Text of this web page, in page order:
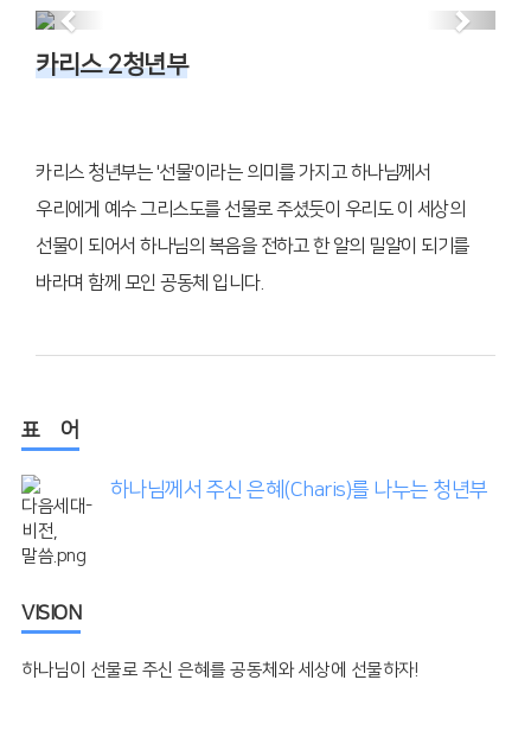
Previous Next
카리스 2청년부
카리스 청년부는 '선물'이라는 의미를 가지고 하나님께서
우리에게 예수 그리스도를 선물로 주셨듯이 우리도 이 세상의
선물이 되어서 하나님의 복음을 전하고 한 알의 밀알이 되기를
바라며 함께 모인 공동체 입니다.
표 어
하나님께서 주신 은혜(Charis)를 나누는 청년부
VISION
하나님이 선물로 주신 은혜를 공동체와 세상에 선물하자!